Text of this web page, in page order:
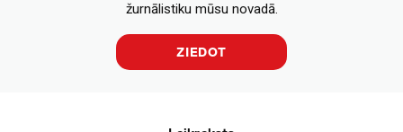
žurnālistiku mūsu novadā.
ZIEDOT